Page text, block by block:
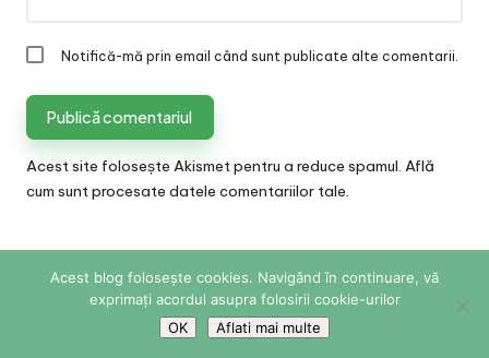
Notifică-mă prin email când sunt publicate alte comentarii.
Acest site folosește Akismet pentru a reduce spamul. Află
cum sunt procesate datele comentariilor tale.
Copyright 2026 — Sabina Cornovac Online. All rights
reserved. Bloglo WordPress Theme
Acest blog folosește cookies. Navigând în continuare, vă
exprimați acordul asupra folosirii cookie-urilor
OK
Aflati mai multe